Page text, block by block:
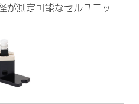
測定可能なセルユニッ